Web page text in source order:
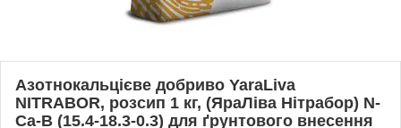
Азотнокальцієве добриво YaraLiva
NITRABOR, розсип 1 кг, (ЯраЛіва Нітрабор) N-
Ca-B (15.4-18.3-0.3) для ґрунтового внесення